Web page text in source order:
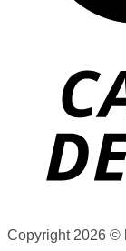
Copyright 2026 ©